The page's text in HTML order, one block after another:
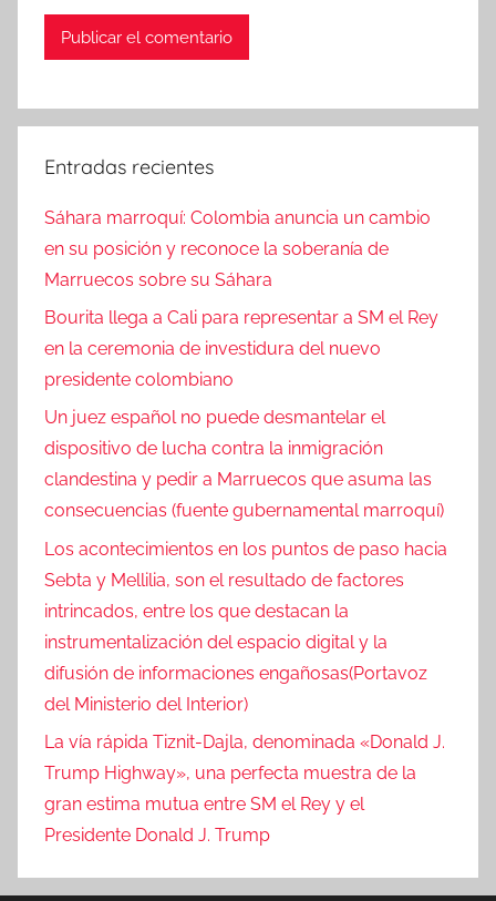
Entradas recientes
Sáhara marroquí: Colombia anuncia un cambio
en su posición y reconoce la soberanía de
Marruecos sobre su Sáhara
Bourita llega a Cali para representar a SM el Rey
en la ceremonia de investidura del nuevo
presidente colombiano
Un juez español no puede desmantelar el
dispositivo de lucha contra la inmigración
clandestina y pedir a Marruecos que asuma las
consecuencias (fuente gubernamental marroquí)
Los acontecimientos en los puntos de paso hacia
Sebta y Mellilia, son el resultado de factores
intrincados, entre los que destacan la
instrumentalización del espacio digital y la
difusión de informaciones engañosas(Portavoz
del Ministerio del Interior)
La vía rápida Tiznit-Dajla, denominada «Donald J.
Trump Highway», una perfecta muestra de la
gran estima mutua entre SM el Rey y el
Presidente Donald J. Trump